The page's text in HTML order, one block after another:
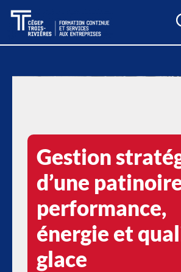
Gestion
d’une
performance,
énergie et
glace